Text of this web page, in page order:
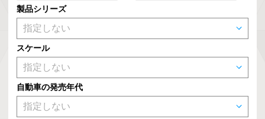
製品シリーズ
スケール
自動車の発売年代